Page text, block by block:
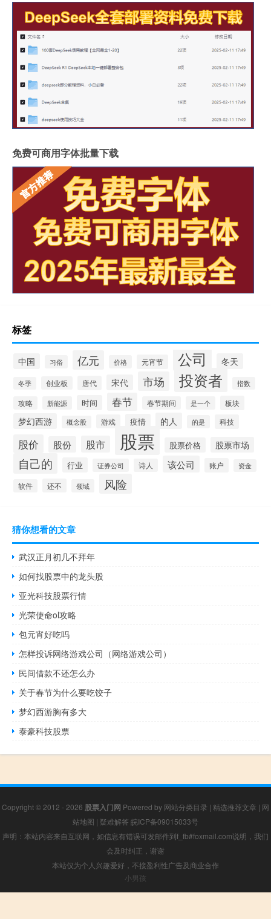
免费可商用字体批量下载
标签
中国 习俗 亿元 价格 元宵节 公司 冬天
冬季 创业板 唐代 宋代 市场 投资者 指数
攻略 新能源 时间 春节 春节期间 是一个 板块
梦幻西游 概念股 游戏 疫情 的人 的是 科技
股价 股份 股市 股票 股票价格 股票市场
自己的 行业 证券公司 诗人 该公司 账户 资金
软件 还不 领域 风险
猜你想看的文章
武汉正月初几不拜年
如何找股票中的龙头股
亚光科技股票行情
光荣使命ol攻略
包元宵好吃吗
怎样投诉网络游戏公司（网络游戏公司）
民间借款不还怎么办
关于春节为什么要吃饺子
梦幻西游胸有多大
泰豪科技股票
Copyright © 2012 - 2026 股票入门网 Powered by 网站分类目录 | 精选推荐文章 | 网
站地图 | 疑难解答 皖ICP备09015033号
声明：本站内容来自互联网，如信息有错误可发邮件到f_fb#foxmail.com说明，我们
会及时纠正，谢谢
本站仅为个人兴趣爱好，不接盈利性广告及商业合作
小男孩